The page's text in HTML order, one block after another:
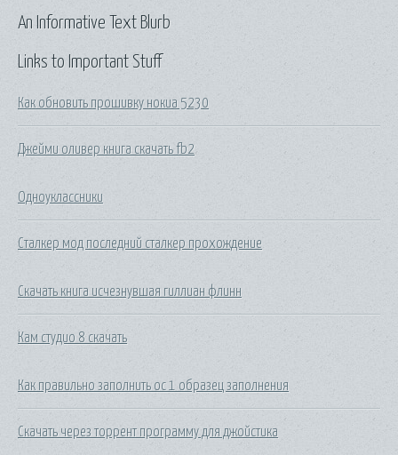
Links to Important Stuff
Как обновить прошивку нокиа 5230
Джейми оливер книга скачать fb2
Одноуклассники
Сталкер мод последний сталкер прохождение
Скачать книга исчезнувшая гиллиан флинн
Кам студио 8 скачать
Как правильно заполнить ос 1 образец заполнения
Скачать через торрент программу для джойстика
An Informative Text Blurb